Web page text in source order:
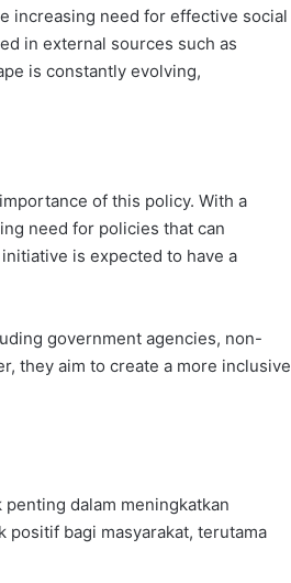
increasing need for effective social
in external sources such as
is constantly evolving,
of this policy. With a
need for policies that can
is expected to have a
government agencies, non-
they aim to create a more inclusive
dalam meningkatkan
positif bagi masyarakat, terutama